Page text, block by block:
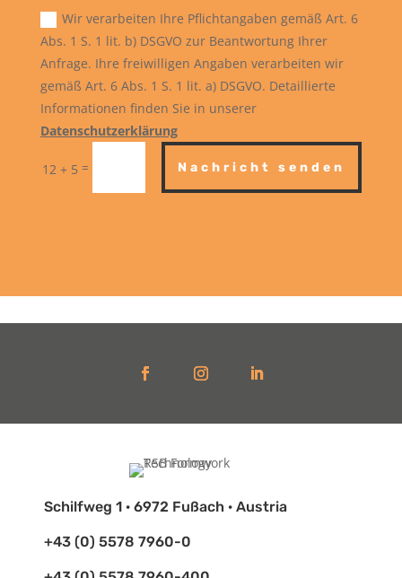
Wir verarbeiten Ihre Pflichtangaben gemäß Art. 6
Abs. 1 S. 1 lit. b) DSGVO zur Beantwortung Ihrer
Anfrage. Ihre freiwilligen Angaben verarbeiten wir
gemäß Art. 6 Abs. 1 S. 1 lit. a) DSGVO. Detaillierte
Informationen finden Sie in unserer
Datenschutzerklärung
12 + 5 = Nachricht senden
Schilfweg 1 · 6972 Fußach · Austria
+43 (0) 5578 7960-0